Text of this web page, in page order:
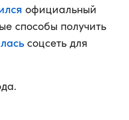
официальный
способы получить
соцсеть для